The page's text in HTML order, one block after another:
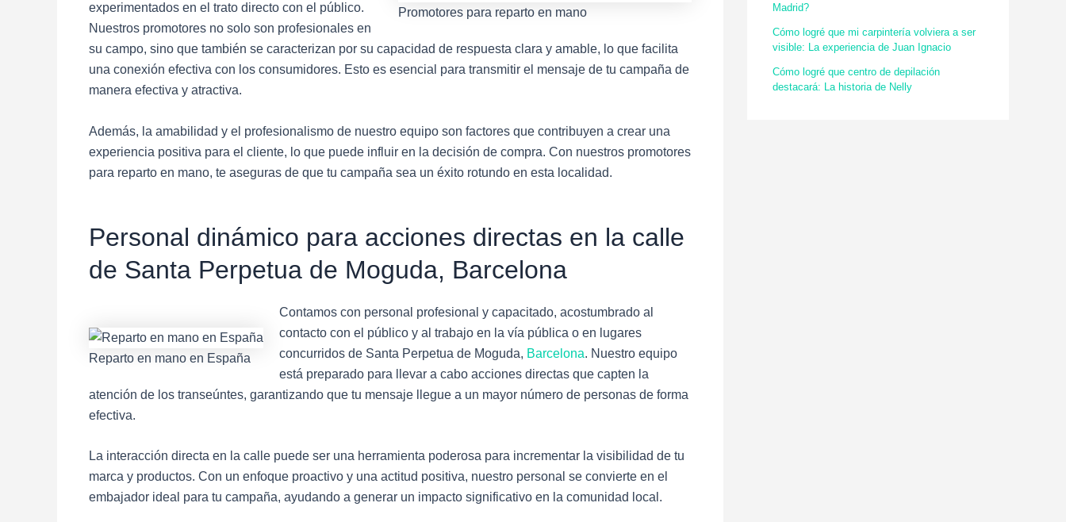
Promotores para reparto en mano
experimentados en el trato directo con el público.
Nuestros promotores no solo son profesionales en
su campo, sino que también se caracterizan por su capacidad de respuesta clara y amable, lo que facilita
una conexión efectiva con los consumidores. Esto es esencial para transmitir el mensaje de tu campaña de
manera efectiva y atractiva.
Además, la amabilidad y el profesionalismo de nuestro equipo son factores que contribuyen a crear una
experiencia positiva para el cliente, lo que puede influir en la decisión de compra. Con nuestros promotores
para reparto en mano, te aseguras de que tu campaña sea un éxito rotundo en esta localidad.
Personal dinámico para acciones directas en la calle
de Santa Perpetua de Moguda, Barcelona
Reparto en mano en España
Contamos con personal profesional y capacitado, acostumbrado al
contacto con el público y al trabajo en la vía pública o en lugares
concurridos de Santa Perpetua de Moguda, Barcelona. Nuestro equipo
está preparado para llevar a cabo acciones directas que capten la
atención de los transeúntes, garantizando que tu mensaje llegue a un mayor número de personas de forma
efectiva.
La interacción directa en la calle puede ser una herramienta poderosa para incrementar la visibilidad de tu
marca y productos. Con un enfoque proactivo y una actitud positiva, nuestro personal se convierte en el
embajador ideal para tu campaña, ayudando a generar un impacto significativo en la comunidad local.
Madrid?
Cómo logré que mi carpintería volviera a ser
visible: La experiencia de Juan Ignacio
Cómo logré que centro de depilación
destacará: La historia de Nelly